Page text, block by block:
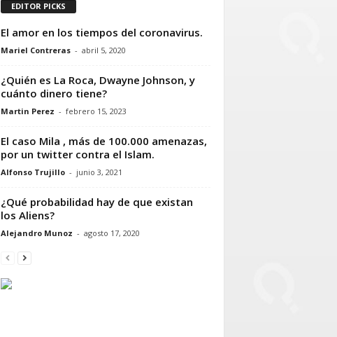
EDITOR PICKS
El amor en los tiempos del coronavirus.
Mariel Contreras - abril 5, 2020
¿Quién es La Roca, Dwayne Johnson, y
cuánto dinero tiene?
Martin Perez - febrero 15, 2023
El caso Mila , más de 100.000 amenazas,
por un twitter contra el Islam.
Alfonso Trujillo - junio 3, 2021
¿Qué probabilidad hay de que existan
los Aliens?
Alejandro Munoz - agosto 17, 2020